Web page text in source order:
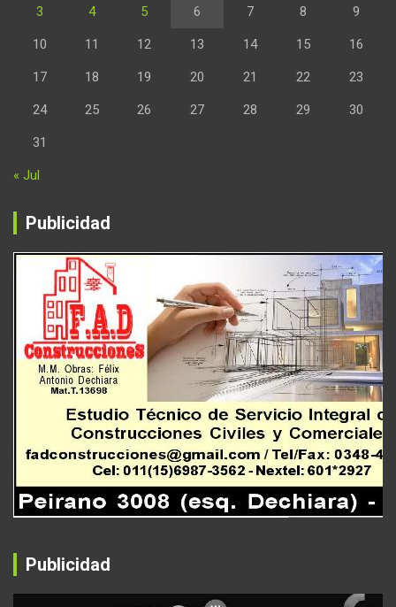
3 4 5 6 7 8 9
10 11 12 13 14 15 16
17 18 19 20 21 22 23
24 25 26 27 28 29 30
31
« Jul
Publicidad
Publicidad